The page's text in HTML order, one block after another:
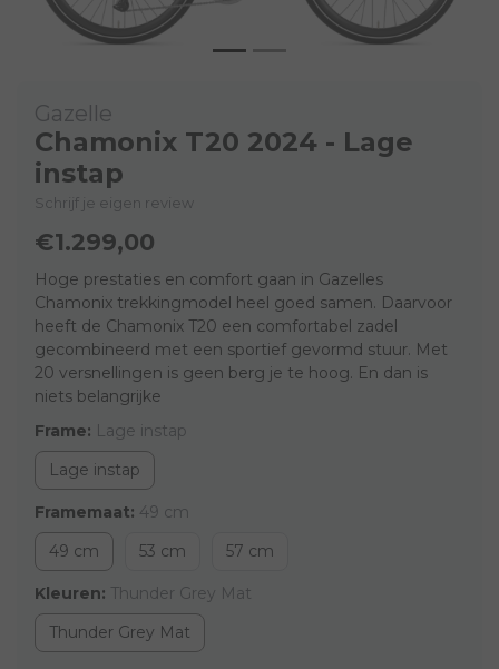
Gazelle
Chamonix T20 2024 - Lage
instap
Schrijf je eigen review
€1.299,00
Hoge prestaties en comfort gaan in Gazelles
Chamonix trekkingmodel heel goed samen. Daarvoor
heeft de Chamonix T20 een comfortabel zadel
gecombineerd met een sportief gevormd stuur. Met
20 versnellingen is geen berg je te hoog. En dan is
niets belangrijke
Frame: Lage instap
Lage instap
Framemaat: 49 cm
49 cm
53 cm 57 cm
Kleuren: Thunder Grey Mat
Thunder Grey Mat